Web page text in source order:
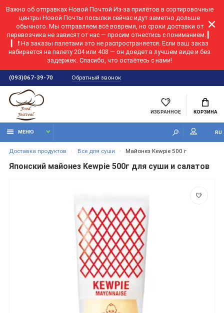
Важно об отправках Новой Почтой Из-за прилётов в сортировочные
центры Новой Почты посылки сейчас идут заметно дольше
обычного. Мы отправляем всё вовремя, но сроки доставки от
перевозчика не зависят от нас — просим отнестись с пониманием. ▎
▎ ❗ На заказы палетами это не распространяется. Если ваш заказ
набирается на палету 204 или 408 — он доедет в лучшем виде и без
задержек. Спасибо, что остаётесь с нами!
(093)067-39-70 Обратный звонок
ИЗБРАННОЕ КОРЗИНА
МЕНЮ RU
Доставка продуктов Все для суши Майонез Kewpie 500 г
Японский майонез Kewpie 500г для суши и салатов